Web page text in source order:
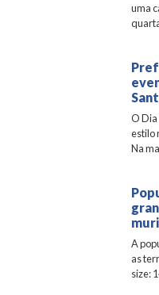
uma
O
estilo
Na
A
as
size: